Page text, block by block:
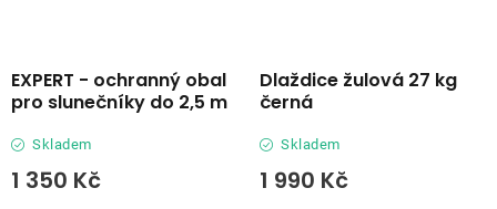
EXPERT - ochranný obal
pro slunečníky do 2,5 m
Skladem
1 350 Kč
Dlaždice žulová 27 kg
černá
Skladem
1 990 Kč